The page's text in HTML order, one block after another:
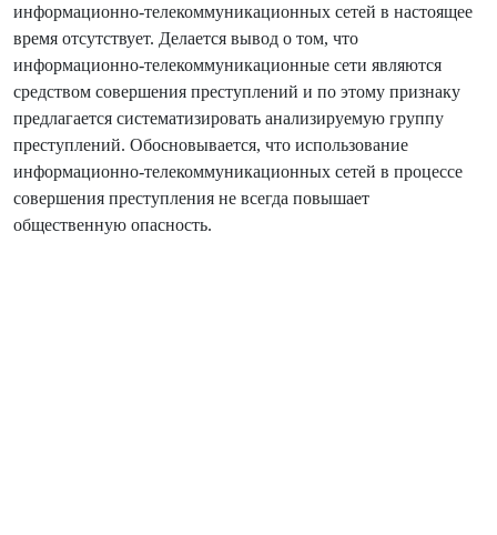
информационно-телекоммуникационных сетей в настоящее
время отсутствует. Делается вывод о том, что
информационно-телекоммуникационные сети являются
средством совершения преступлений и по этому признаку
предлагается систематизировать анализируемую группу
преступлений. Обосновывается, что использование
информационно-телекоммуникационных сетей в процессе
совершения преступления не всегда повышает
общественную опасность.